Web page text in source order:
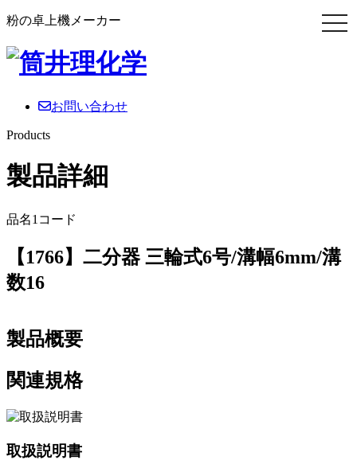
粉の卓上機メーカー
お問い合わせ
Products
製品詳細
品名1コード
【1766】二分器 三輪式6号/溝幅6mm/溝
数16
製品概要
関連規格
取扱説明書